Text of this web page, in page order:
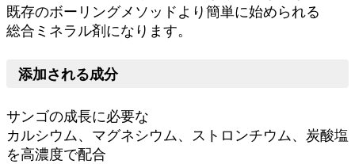
既存のボーリングメソッドより簡単に始められる
総合ミネラル剤になります。
添加される成分
サンゴの成長に必要な
カルシウム、マグネシウム、ストロンチウム、炭酸塩
を高濃度で配合